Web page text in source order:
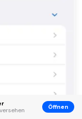
Öffnen